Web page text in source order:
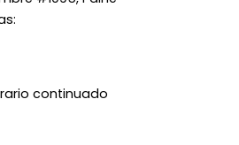
continuado